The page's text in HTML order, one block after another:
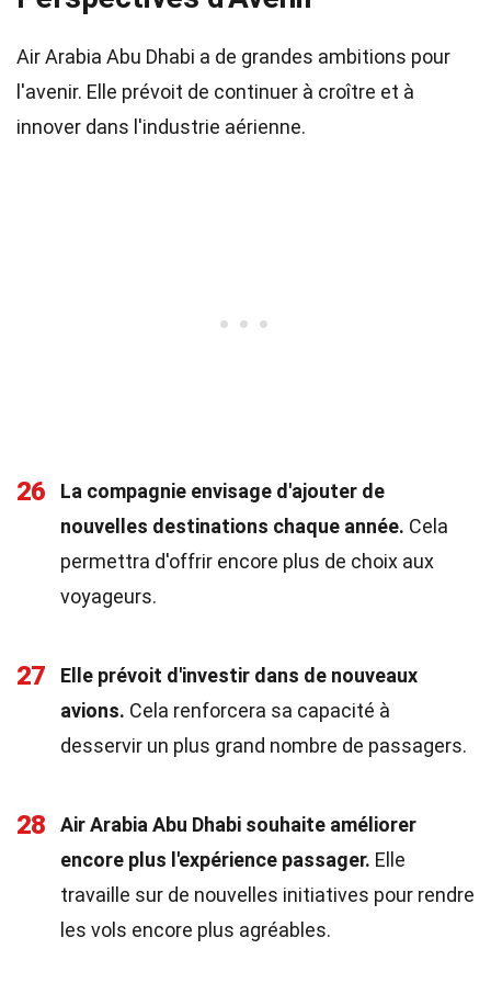
Air Arabia Abu Dhabi a de grandes ambitions pour
l'avenir. Elle prévoit de continuer à croître et à
innover dans l'industrie aérienne.
26
La compagnie envisage d'ajouter de
nouvelles destinations chaque année. Cela
permettra d'offrir encore plus de choix aux
voyageurs.
27
Elle prévoit d'investir dans de nouveaux
avions. Cela renforcera sa capacité à
desservir un plus grand nombre de passagers.
28
Air Arabia Abu Dhabi souhaite améliorer
encore plus l'expérience passager. Elle
travaille sur de nouvelles initiatives pour rendre
les vols encore plus agréables.